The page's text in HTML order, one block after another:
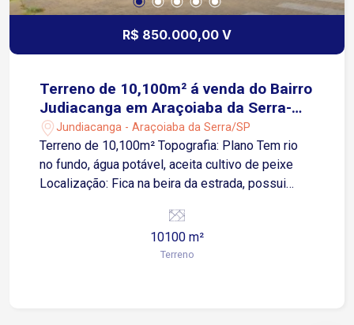
R$ 850.000,00 V
Terreno de 10,100m² á venda do Bairro
Judiacanga em Araçoiaba da Serra-
SPJundiacanga - Araçoiaba da Serra/SP
Terreno de 10,100m² Topografia: Plano Tem rio
no fundo, água potável, aceita cultivo de peixe
Localização: Fica na beira da estrada, possui
10100 m²
Terreno